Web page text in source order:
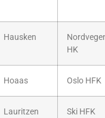
Hausken
HK
Hoaas Oslo HFK
Lauritzen Ski HFK